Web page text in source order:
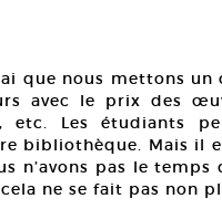
que nous mettons
avec le prix des
etc. Les étudiants
bibliothèque. Mais il
n’avons pas le
ne se fait pas non